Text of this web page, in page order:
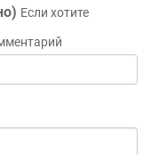
Если хотите